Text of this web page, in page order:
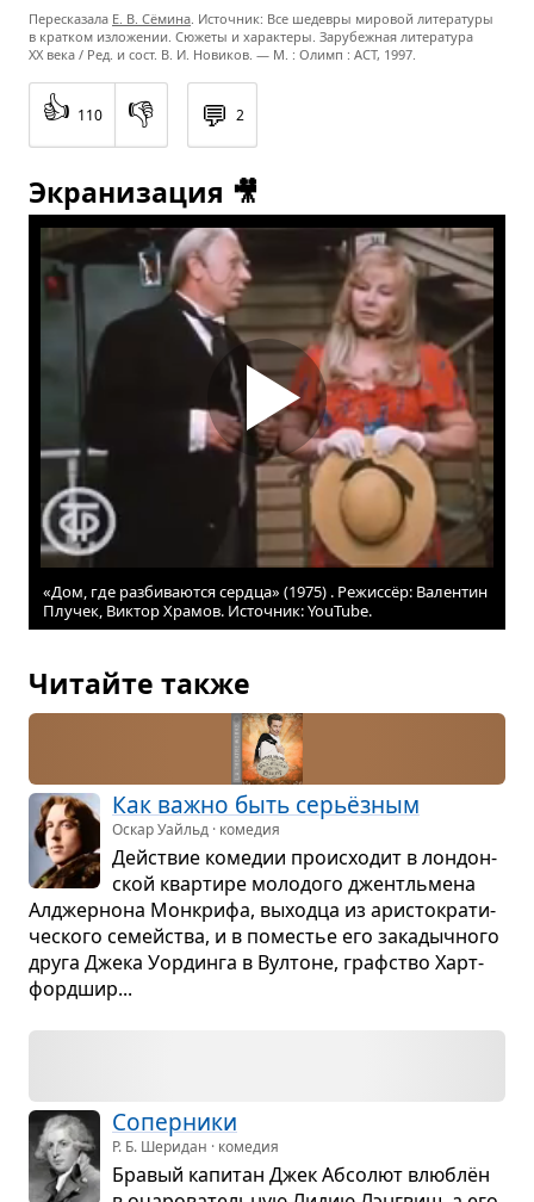
Пересказала Е. В. Сёмина . Источник: Все шедевры мировой литературы
в кратком изложении. Сюжеты и характеры. Зарубежная литература
XX века / Ред. и сост. В. И. Новиков. — М. : Олимп : ACT, 1997.
👍 110 👎 💬 2
Экранизация 🎥
«Дом, где разбиваются сердца» (1975) . Режиссёр: Валентин
Плучек, Виктор Храмов. Источник: YouTube.
Читайте также
Как важно быть серьёз­ным
Оскар Уайльд · комедия
Действие коме­дии про­ис­хо­дит в лон­дон­
ской квар­тире моло­дого джентль­мена
Алджер­нона Мон­крифа, выходца из ари­сто­кра­ти­
че­ского семейства, и в поме­стье его зака­дыч­ного
друга Джека Уор­динга в Вул­тоне, граф­ство Харт­
форд­шир...
Сопер­ники
Р. Б. Шеридан · комедия
Бра­вый капи­тан Джек Абсо­лют влю­блён